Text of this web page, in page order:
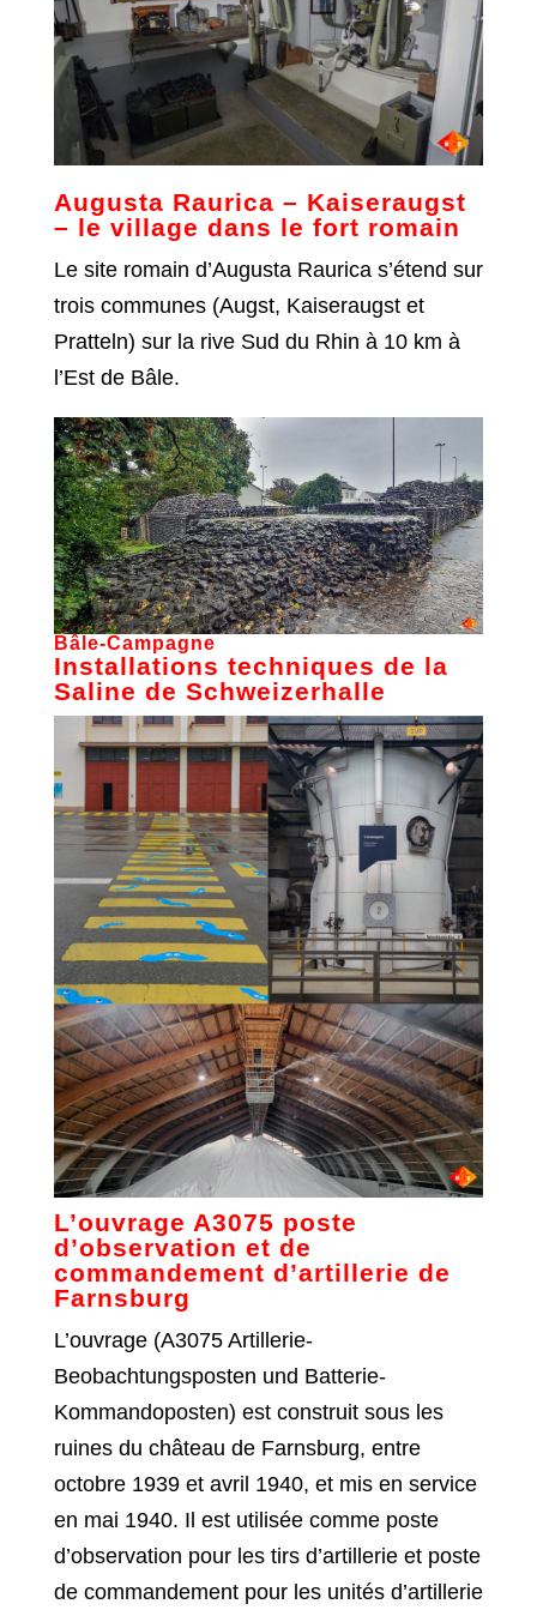
Augusta Raurica – Kaiseraugst
– le village dans le fort romain
Le site romain d’Augusta Raurica s’étend sur
trois communes (Augst, Kaiseraugst et
Pratteln) sur la rive Sud du Rhin à 10 km à
l’Est de Bâle.
Bâle-Campagne
Installations techniques de la
Saline de Schweizerhalle
L’ouvrage A3075 poste
d’observation et de
commandement d’artillerie de
Farnsburg
L’ouvrage (A3075 Artillerie-
Beobachtungsposten und Batterie-
Kommandoposten) est construit sous les
ruines du château de Farnsburg, entre
octobre 1939 et avril 1940, et mis en service
en mai 1940. Il est utilisée comme poste
d’observation pour les tirs d’artillerie et poste
de commandement pour les unités d’artillerie